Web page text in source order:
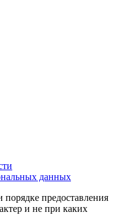
данных
предоставления
и не при каких